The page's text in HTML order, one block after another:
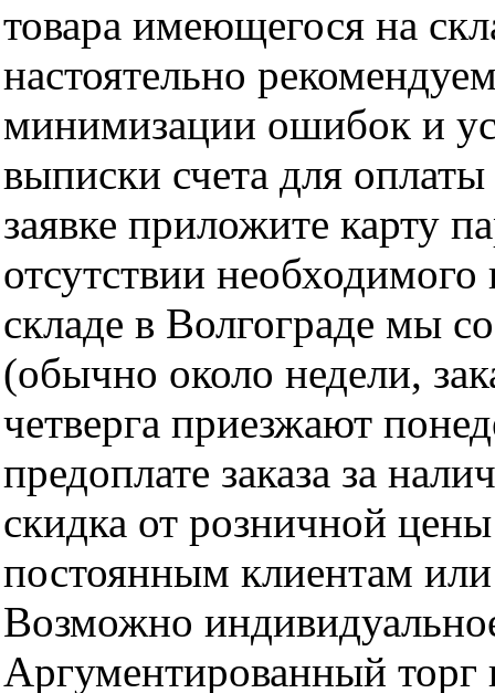
товара имеющегося на
настоятельно
минимизации ошибок и
выписки счета для
заявке приложите карту
отсутствии
складе в Волгограде мы
(обычно около недели,
четверга приезжают
предоплате заказа за
скидка от розничной
постоянным клиентам
Возможно
Аргументированный торг